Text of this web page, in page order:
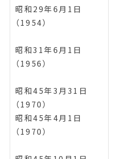
昭和29年6月1日
（1954）
昭和31年6月1日
（1956）
昭和45年3月31日
（1970）
昭和45年4月1日
（1970）